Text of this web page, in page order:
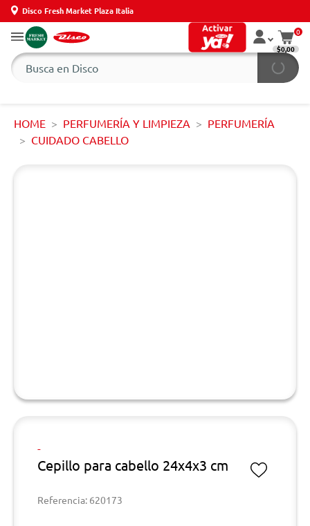
Disco Fresh Market Plaza Italia
0
$0,00
HOME PERFUMERÍA Y LIMPIEZA
PERFUMERÍA
CUIDADO CABELLO
-
Cepillo para cabello 24x4x3 cm
Referencia: 620173